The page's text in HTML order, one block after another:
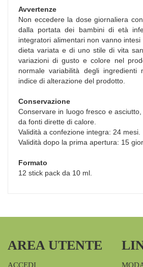
Avvertenze
Non eccedere la dose giornaliera
dalla portata dei bambini di età
integratori alimentari non vanno
dieta variata e di uno stile di vita
variazioni di gusto e colore nel
normale variabilità degli
indice di alterazione del prodotto.
Conservazione
Conservare in luogo fresco e
da fonti dirette di calore.
Validità a confezione integra: 24 mesi.
Validità dopo la prima apertura: 15
Formato
12 stick pack da 10 ml.
AREA UTENTE
ACCEDI